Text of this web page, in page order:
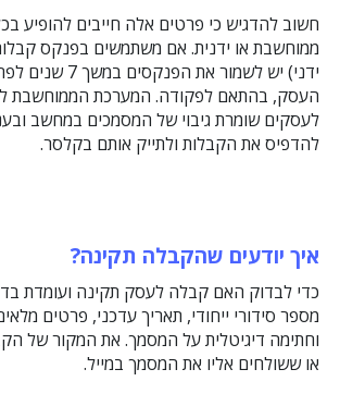
חשוב להדגיש כי פרטים אלה חייבים להופיע
ממוחשבת או ידנית. אם משתמשים בפנקס
ידני) יש לשמור את
העסק, בהתאם לפקודה. המערכת הממוחשבת
לעסקים שומרת גיבוי של המסמכים במחשב
להדפיס את הקבלות ולתייק אותם בקלסר.
איך יודעים שהקבלה תקינה?
כדי לבדוק האם קבלה לעסק תקינה ועומדת
מספר סידורי ייחודי, תאריך עדכני, פרטים
וחתימה דיגיטלית על המסמך. את המקור של
או ששולחים אליו את המסמך במייל.